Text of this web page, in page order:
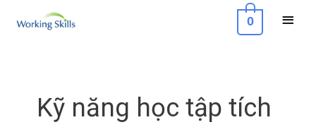
0
Kỹ năng học tập tích